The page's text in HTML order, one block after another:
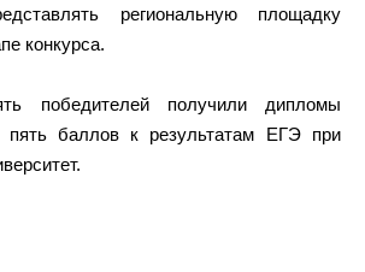
региональную площадку
конкурса.
победителей получили дипломы
пять баллов к результатам ЕГЭ при